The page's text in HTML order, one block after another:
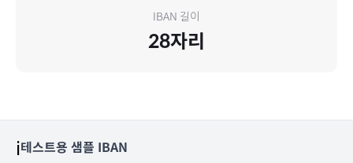
IBAN 길이
28자리
ℹ️테스트용 샘플 IBAN